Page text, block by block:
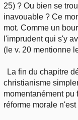
25) ? Ou bien se
inavouable ? Ce
mot. Comme un
l'imprudent qui s'y
(le v. 20 mentionne
La fin du chapitre
christianisme
momentanément pu
réforme morale